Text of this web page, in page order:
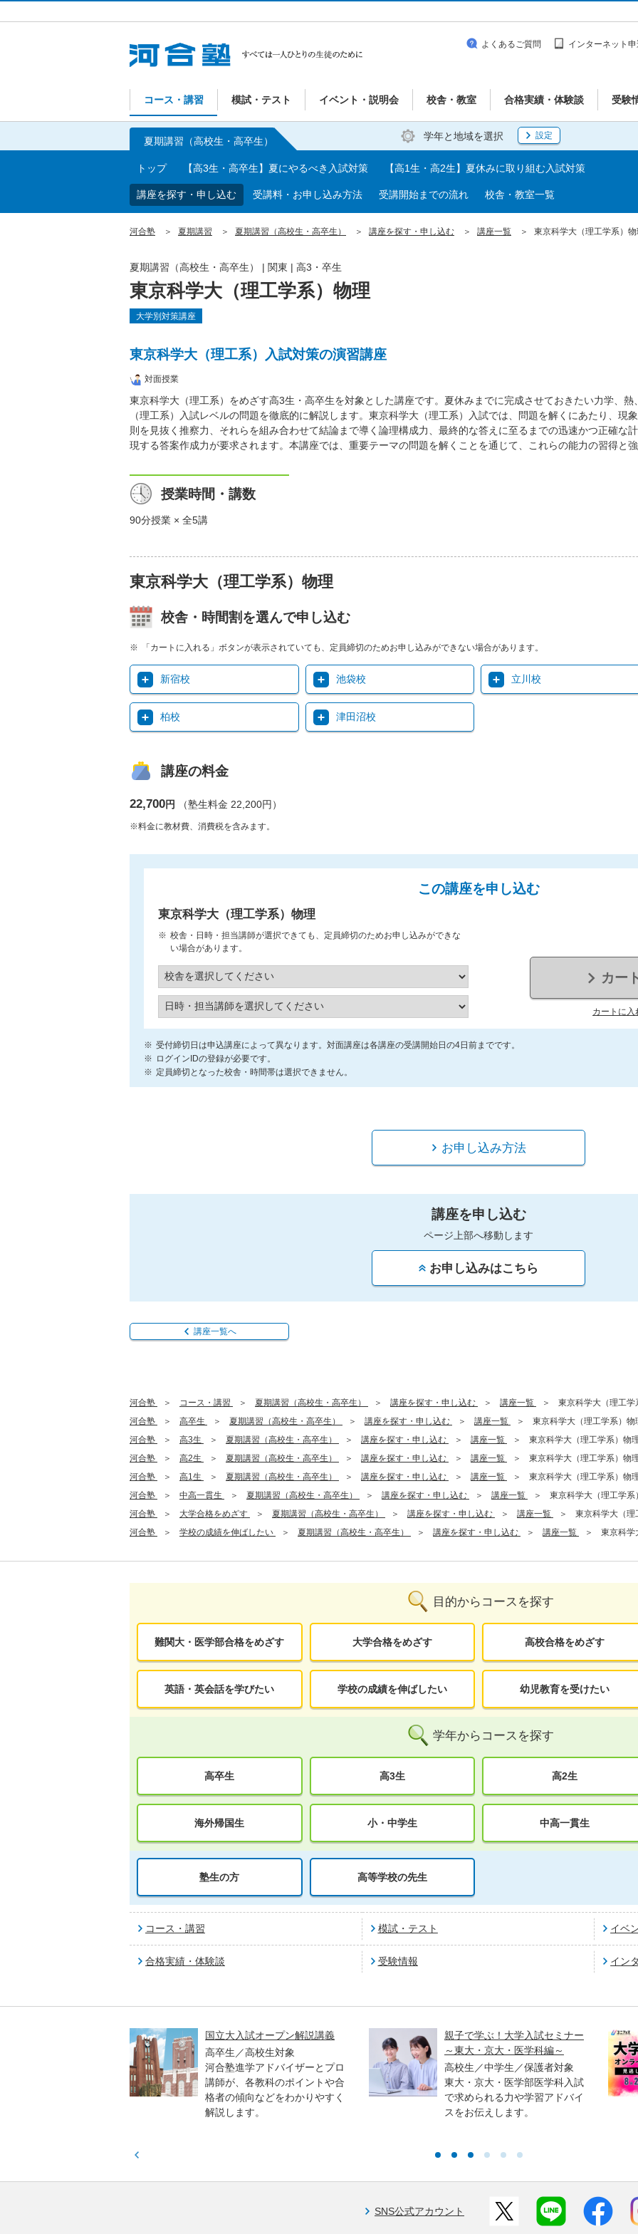
コース・講習 模試・テスト イベント・説明会 校舎・教室 合格実績・体験談 受験
よくあるご質問 インターネット
学年と地域を選択 設定
夏期講習（高校生・高卒生）
トップ 【高3生・高卒生】夏にやるべき入試対策 【高1生・高2生】夏休みに取り組む入試対策
講座を探す・申し込む 受講料・お申し込み方法 受講開始までの流れ 校舎・教室一覧
河合塾 夏期講習 夏期講習（高校生・高卒生） 講座を探す・申し込む 講座一覧 東京科学大（理工学系）
東京科学大（理工学系）物理
夏期講習（高校生・高卒生） | 関東 | 高3・卒生
大学別対策講座
東京科学大（理工系）入試対策の演習講座
対面授業
東京科学大（理工系）をめざす高3生・高卒生を対象とした講座です。夏休みまでに完成させておきたい力学、
（理工系）入試レベルの問題を徹底的に解説します。東京科学大（理工系）入試では、問題を解くにあたり、現
則を見抜く推察力、それらを組み合わせて結論まで導く論理構成力、最終的な答えに至るまでの迅速かつ正確な
現する答案作成力が要求されます。本講座では、重要テーマの問題を解くことを通じて、これらの能力の習得と
授業時間・講数
90分授業 × 全5講
東京科学大（理工学系）物理
校舎・時間割を選んで申し込む
「カートに入れる」ボタンが表示されていても、定員締切のためお申し込みができない場合があります。
新宿校 池袋校 立川校
柏校 津田沼校
講座の料金
22,700円 （塾生料金 22,200円）
※料金に教材費、消費税を含みます。
この講座を申し込む
東京科学大（理工学系）物理
校舎・日時・担当講師が選択できても、定員締切のためお申し込みができな
い場合があります。
カー
カートに入
受付締切日は申込講座によって異なります。対面講座は各講座の受講開始日の4日前までです。
ログインIDの登録が必要です。
定員締切となった校舎・時間帯は選択できません。
お申し込み方法
講座を申し込む
ページ上部へ移動します
お申し込みはこちら
講座一覧へ
河合塾 コース・講習 夏期講習（高校生・高卒生） 講座を探す・申し込む 講座一覧
東京科学大（理工学
河合塾
高卒生 夏期講習（高校生・高卒生） 講座を探す・申し込む 講座一覧
東京科学大（理工学系）物
河合塾
高3生 夏期講習（高校生・高卒生） 講座を探す・申し込む 講座一覧
東京科学大（理工学系）物
河合塾
高2生 夏期講習（高校生・高卒生） 講座を探す・申し込む 講座一覧
東京科学大（理工学系）物
河合塾
高1生 夏期講習（高校生・高卒生） 講座を探す・申し込む 講座一覧
東京科学大（理工学系）物
河合塾
中高一貫生 夏期講習（高校生・高卒生） 講座を探す・申し込む 講座一覧
東京科学大（理工学系
河合塾
大学合格をめざす 夏期講習（高校生・高卒生） 講座を探す・申し込む 講座一覧
東京科学大（理
河合塾
学校の成績を伸ばしたい 夏期講習（高校生・高卒生） 講座を探す・申し込む 講座一覧 東京科学
目的からコースを探す
難関大・医学部合格をめざす 大学合格をめざす 高校合格をめざす
英語・英会話を学びたい 学校の成績を伸ばしたい 幼児教育を受けたい
学年からコースを探す
高卒生 高3生 高2生
海外帰国生 小・中学生 中高一貫生
塾生の方 高等学校の先生
コース・講習 模試・テスト イベ
合格実績・体験談 受験情報 イン
国立大入試オープン解説講義
高卒生／高校生対象
河合塾進学アドバイザーとプロ
講師が、各教科のポイントや合
格者の傾向などをわかりやすく
解説します。
親子で学ぶ！大学入試セミナー
～東大・京大・医学科編～
高校生／中学生／保護者対象
東大・京大・医学部医学科入試
で求められる力や学習アドバイ
スをお伝えします。
SNS公式アカウント